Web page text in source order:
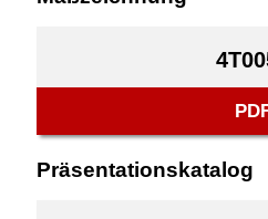
Präsentationskatalog